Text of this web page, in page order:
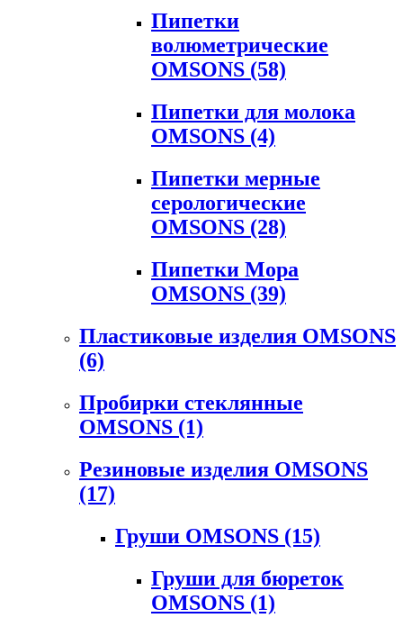
Пипетки
волюметрические
OMSONS (58)
Пипетки для молока
OMSONS (4)
Пипетки мерные
серологические
OMSONS (28)
Пипетки Мора
OMSONS (39)
Пластиковые изделия OMSONS
(6)
Пробирки стеклянные
OMSONS (1)
Резиновые изделия OMSONS
(17)
Груши OMSONS (15)
Груши для бюреток
OMSONS (1)